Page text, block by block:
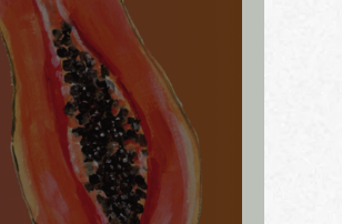
Naturel
huis